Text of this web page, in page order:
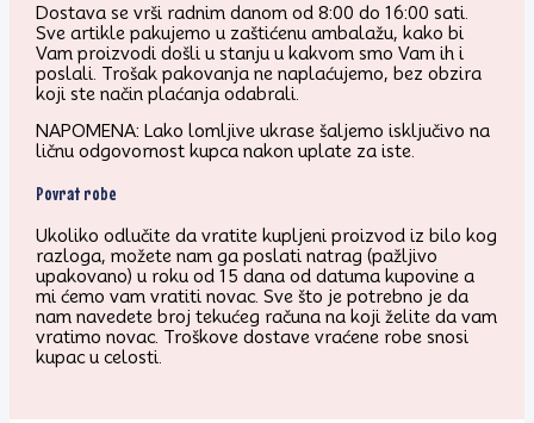
Dostava se vrši radnim danom od 8:00 do 16:00 sati.
Sve artikle pakujemo u zaštićenu ambalažu, kako bi
Vam proizvodi došli u stanju u kakvom smo Vam ih i
poslali. Trošak pakovanja ne naplaćujemo, bez obzira
koji ste način plaćanja odabrali.
NAPOMENA: Lako lomljive ukrase šaljemo isključivo na
ličnu odgovornost kupca nakon uplate za iste.
Povrat robe
Ukoliko odlučite da vratite kupljeni proizvod iz bilo kog
razloga, možete nam ga poslati natrag (pažljivo
upakovano) u roku od 15 dana od datuma kupovine a
mi ćemo vam vratiti novac. Sve što je potrebno je da
nam navedete broj tekućeg računa na koji želite da vam
vratimo novac. Troškove dostave vraćene robe snosi
kupac u celosti.